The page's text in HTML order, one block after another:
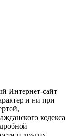
Интернет-сайт
и ни при
кодекса